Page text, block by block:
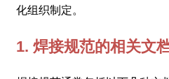
化组织制定。
1. 焊接规范的相关文